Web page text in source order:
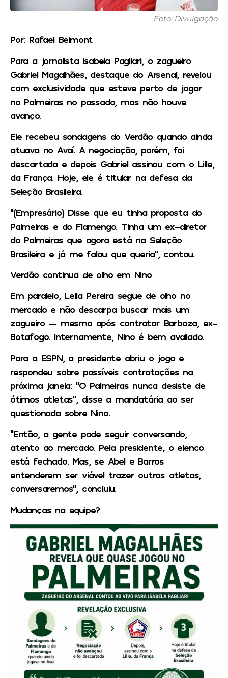
Foto: Divulgação
Por: Rafael Belmont
Para a jornalista Isabela Pagliari, o zagueiro
Gabriel Magalhães, destaque do Arsenal, revelou
com exclusividade que esteve perto de jogar
no Palmeiras no passado, mas não houve
avanço.
Ele recebeu sondagens do Verdão quando ainda
atuava no Avaí. A negociação, porém, foi
descartada e depois Gabriel assinou com o Lille,
da França. Hoje, ele é titular na defesa da
Seleção Brasileira.
“(Empresário) Disse que eu tinha proposta do
Palmeiras e do Flamengo. Tinha um ex-diretor
do Palmeiras que agora está na Seleção
Brasileira e já me falou que queria”, contou.
Verdão continua de olho em Nino
Em paralelo, Leila Pereira segue de olho no
mercado e não descarpa buscar mais um
zagueiro — mesmo após contratar Barboza, ex-
Botafogo. Internamente, Nino é bem avaliado.
Para a ESPN, a presidente abriu o jogo e
respondeu sobre possíveis contratações na
próxima janela: “O Palmeiras nunca desiste de
ótimos atletas”, disse a mandatária ao ser
questionada sobre Nino.
“Então, a gente pode seguir conversando,
atento ao mercado. Pela presidente, o elenco
está fechado. Mas, se Abel e Barros
entenderem ser viável trazer outros atletas,
conversaremos”, concluiu.
Mudanças na equipe?